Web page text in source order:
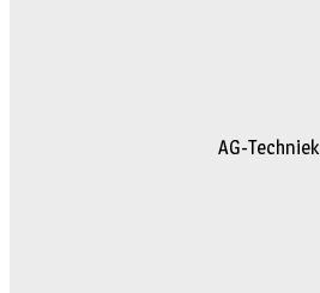
AG-Techniek